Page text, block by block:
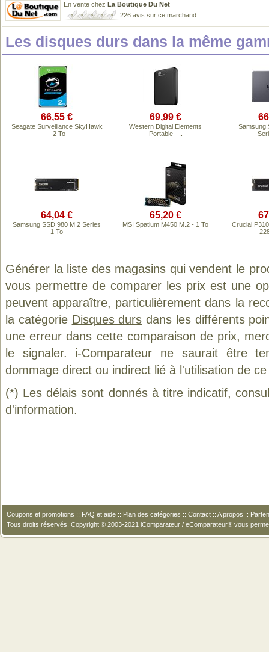
En vente chez La Boutique Du Net
226 avis sur ce marchand
Les disques durs dans la même
66,55 €
Seagate Surveillance SkyHawk
- 2 To
69,99 €
Western Digital Elements
Portable - ..
Samsung
64,04 €
Samsung SSD 980 M.2 Series
1 To
65,20 €
MSI Spatium M450 M.2 - 1 To
Crucial
Générer la liste des magasins qui vendent le
vous permettre de comparer les prix est une
peuvent apparaître, particulièrement dans la
la catégorie Disques durs dans les différents
une erreur dans cette comparaison de prix,
le signaler. i-Comparateur ne saurait être
dommage direct ou indirect lié à l'utilisation de
(*) Les délais sont donnés à titre indicatif,
d'information.
Coupons et promotions :: FAQ et aide :: Plan des catégories :: Contact :: A propos ::
Tous droits réservés. Copyright © 2003-2021 iComparateur / eComparateur® vous